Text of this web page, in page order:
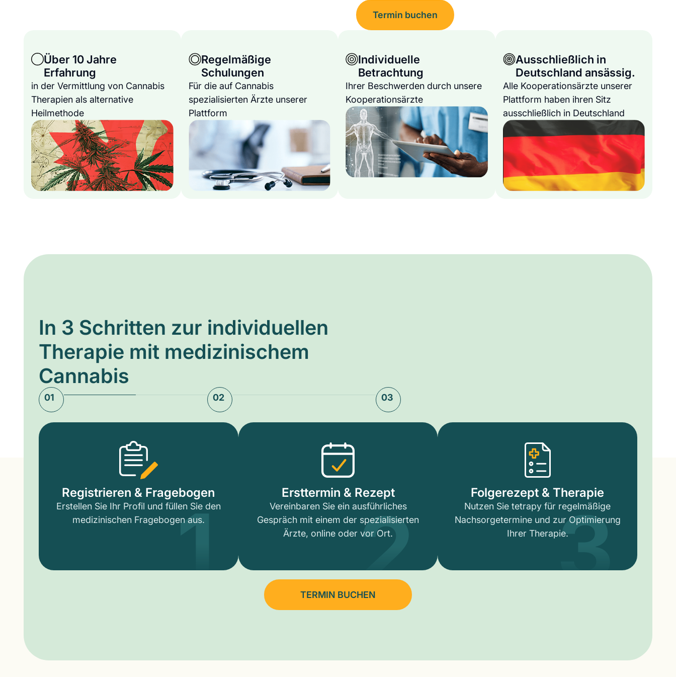
Termin buchen
Über 10 Jahre
Erfahrung
in der Vermittlung von Cannabis
Therapien als alternative
Heilmethode
Regelmäßige
Schulungen
Für die auf Cannabis
spezialisierten Ärzte unserer
Plattform
Individuelle
Betrachtung
Ihrer Beschwerden durch unsere
Kooperationsärzte
Ausschließlich in
Deutschland ansässig.
Alle Kooperationsärzte unserer
Plattform haben ihren Sitz
ausschließlich in Deutschland
In 3 Schritten zur individuellen
Therapie mit medizinischem
Cannabis
01 02 03
Registrieren & Fragebogen
Erstellen Sie Ihr Profil und füllen Sie den
medizinischen Fragebogen aus.
1 Ersttermin & Rezept
Vereinbaren Sie ein ausführliches
Gespräch mit einem der spezialisierten
Ärzte, online oder vor Ort.
2 Folgerezept & Therapie
Nutzen Sie tetrapy für regelmäßige
Nachsorgetermine und zur Optimierung
Ihrer Therapie.3
TERMIN BUCHEN